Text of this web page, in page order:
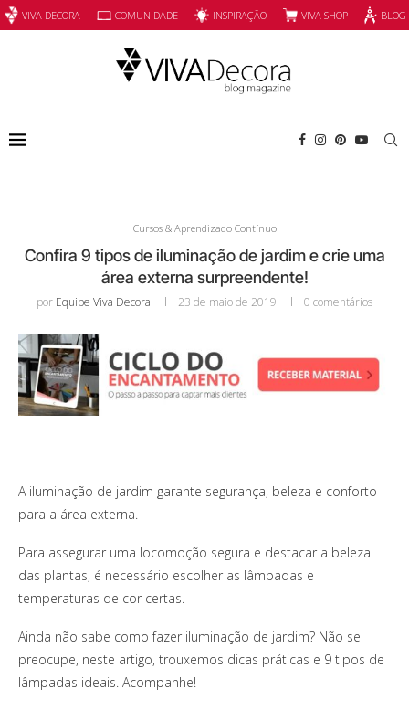
VIVA DECORA COMUNIDADE INSPIRAÇÃO VIVA SHOP
Cursos & Aprendizado Contínuo
Confira 9 tipos de iluminação de jardim e crie uma
área externa surpreendente!
por Equipe Viva Decora 23 de maio de 2019 0 comentários
A iluminação de jardim garante segurança, beleza e conforto
para a área externa.
Para assegurar uma locomoção segura e destacar a beleza
das plantas, é necessário escolher as lâmpadas e
temperaturas de cor certas.
Ainda não sabe como fazer iluminação de jardim? Não se
preocupe, neste artigo, trouxemos dicas práticas e 9 tipos de
lâmpadas ideais. Acompanhe!